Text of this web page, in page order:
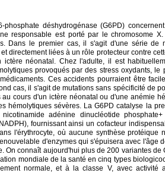
phosphate déshydrogénase (G6PD)
responsable est porté par le chromosome
Dans le premier cas, il s'agit d'une série de
directement liées à un rôle protecteur contre
ictère néonatal. Chez l'adulte, il est
provoqués par des stress oxydants,
Ces accidents pourraient être
cas, il s'agit de mutations sans spécificité de
au cours d'un ictère néonatal ou d'une anémie
hémolytiques sévères. La G6PD catalyse la
adénine dinucléotide
fournissant ainsi un cofacteur
l'érythrocyte, où aucune synthèse protéique
d'enzymes qui s'épuisera avec l'âge
On connaît aujourd'hui plus de 200 variantes
mondiale de la santé en cinq types
normale, et à la classe V, avec activité